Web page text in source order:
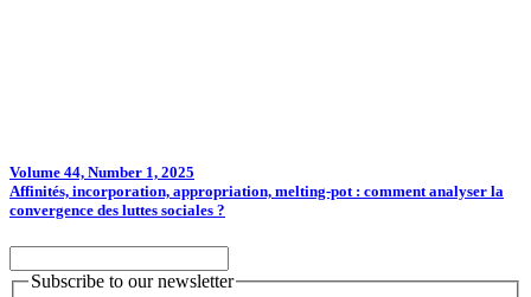
Volume 44, Number 1, 2025
Affinités, incorporation, appropriation, melting-pot : comment analyser la
convergence des luttes sociales ?
Subscribe to our newsletter